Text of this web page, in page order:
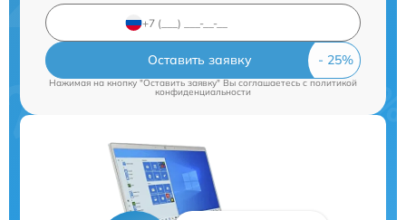
Оставить заявку
Нажимая на кнопку "Оставить заявку" Вы соглашаетесь cполитикой
конфиденциальности